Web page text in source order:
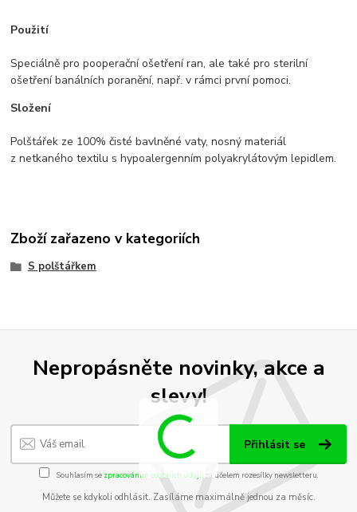
Použití
Speciálně pro pooperační ošetření ran, ale také pro sterilní
ošetření banálních poranění, např. v rámci první pomoci.
Složení
Polštářek ze 100% čisté bavlněné vaty, nosný materiál
z netkaného textilu s hypoalergenním polyakrylátovým lepidlem.
Zboží zařazeno v kategoriích
S polštářkem
Nepropásněte novinky, akce a
slevy!
Přihlásit se
Souhlasím se zpracováním osobních údajůza účelem rozesílky newsletteru.
Můžete se kdykoli odhlásit. Zasíláme maximálně jednou za měsíc.